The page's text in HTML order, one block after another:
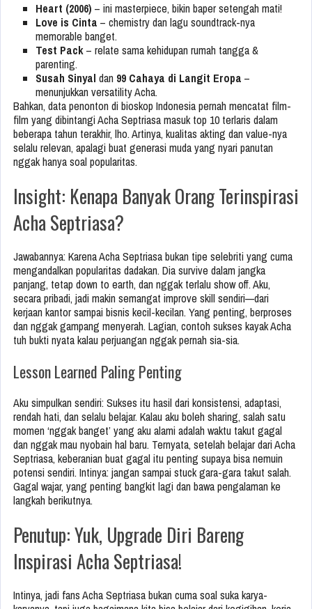
Heart (2006) – ini masterpiece, bikin baper setengah mati!
Love is Cinta – chemistry dan lagu soundtrack-nya
memorable banget.
Test Pack– relate sama kehidupan rumah tangga &
parenting.
Susah Sinyal dan 99 Cahaya di Langit Eropa –
menunjukkan versatility Acha.
Bahkan, data penonton di bioskop Indonesia pernah mencatat film-
film yang dibintangi Acha Septriasa masuk top 10 terlaris dalam
beberapa tahun terakhir, lho. Artinya, kualitas akting dan value-nya
selalu relevan, apalagi buat generasi muda yang nyari panutan
nggak hanya soal popularitas.
Insight: Kenapa Banyak Orang Terinspirasi
Acha Septriasa?
Jawabannya: Karena Acha Septriasa bukan tipe selebriti yang cuma
mengandalkan popularitas dadakan. Dia survive dalam jangka
panjang, tetap down to earth, dan nggak terlalu show off. Aku,
secara pribadi, jadi makin semangat improve skill sendiri—dari
kerjaan kantor sampai bisnis kecil-kecilan. Yang penting, berproses
dan nggak gampang menyerah. Lagian, contoh sukses kayak Acha
tuh bukti nyata kalau perjuangan nggak pernah sia-sia.
Lesson Learned Paling Penting
Aku simpulkan sendiri: Sukses itu hasil dari konsistensi, adaptasi,
rendah hati, dan selalu belajar. Kalau aku boleh sharing, salah satu
momen ‘nggak banget’ yang aku alami adalah waktu takut gagal
dan nggak mau nyobain hal baru. Ternyata, setelah belajar dari Acha
Septriasa, keberanian buat gagal itu penting supaya bisa nemuin
potensi sendiri. Intinya: jangan sampai stuck gara-gara takut salah.
Gagal wajar, yang penting bangkit lagi dan bawa pengalaman ke
langkah berikutnya.
Penutup: Yuk, Upgrade Diri Bareng
Inspirasi Acha Septriasa!
Intinya, jadi fans Acha Septriasa bukan cuma soal suka karya-